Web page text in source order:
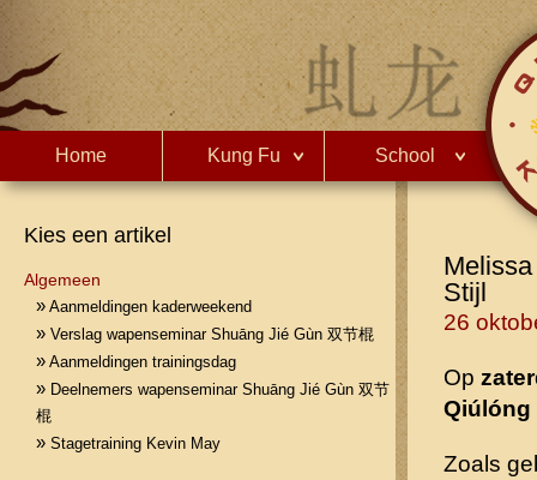
Home Kung Fu School
Kies een artikel
Algemeen
» Aanmeldingen kaderweekend
» Verslag wapenseminar Shuāng Jié Gùn 双节棍
» Aanmeldingen trainingsdag
» Deelnemers wapenseminar Shuāng Jié Gùn 双节
棍
» Stagetraining Kevin May
Stijl
26
Op
Qiúlóng
Zoals